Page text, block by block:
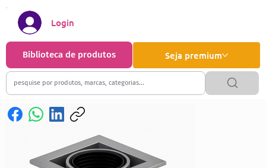
Seja premium
Biblioteca de produtos
Login